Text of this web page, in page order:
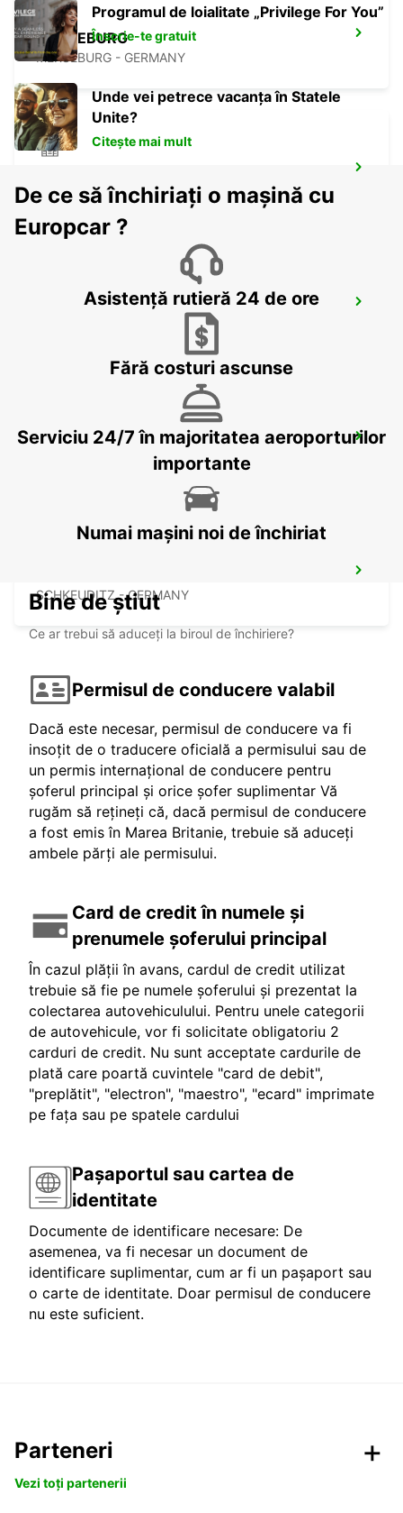
MERSEBURG
MERSEBURG - GERMANY
HALLE SAALE - GERMANY
PLAUEN
HOF
HOF / SAALE - GERMANY
SCHKEUDITZ - GERMANY
Programul de loialitate „Privilege For You”
Înscrie-te gratuit
Unde vei petrece vacanța în Statele
Unite?
Citește mai mult
De ce să închiriați o mașină cu
Europcar ?
Asistență rutieră 24 de ore
Fără costuri ascunse
Serviciu 24/7 în majoritatea aeroporturilor
importante
Numai mașini noi de închiriat
Bine de știut
Ce ar trebui să aduceți la biroul de închiriere?
Permisul de conducere valabil
Dacă este necesar, permisul de conducere va fi
insoțit de o traducere oficială a permisului sau de
un permis internațional de conducere pentru
șoferul principal și orice șofer suplimentar Vă
rugăm să rețineți că, dacă permisul de conducere
a fost emis în Marea Britanie, trebuie să aduceți
ambele părți ale permisului.
Card de credit în numele și
prenumele șoferului principal
În cazul plății în avans, cardul de credit utilizat
trebuie să fie pe numele șoferului și prezentat la
colectarea autovehiculului. Pentru unele categorii
de autovehicule, vor fi solicitate obligatoriu 2
carduri de credit. Nu sunt acceptate cardurile de
plată care poartă cuvintele "card de debit",
"preplătit", "electron", "maestro", "ecard" imprimate
pe fața sau pe spatele cardului
Pașaportul sau cartea de
identitate
Documente de identificare necesare: De
asemenea, va fi necesar un document de
identificare suplimentar, cum ar fi un pașaport sau
o carte de identitate. Doar permisul de conducere
nu este suficient.
Parteneri
Vezi toți partenerii